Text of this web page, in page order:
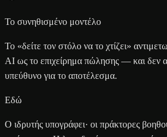
Το συνηθισμένο μοντέλο
Το «δείτε τον στόλο να το χτίζει»
AI ως το επιχείρημα πώλησης — και δεν
υπεύθυνο για το αποτέλεσμα.
Εδώ
Ο ιδρυτής υπογράφει· οι πράκτορες